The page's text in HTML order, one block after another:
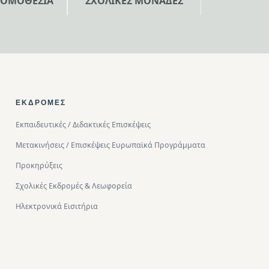
ΕΚΔΡΟΜΈΣ
Εκπαιδευτικές / Διδακτικές Επισκέψεις
Μετακινήσεις / Επισκέψεις Ευρωπαϊκά Προγράμματα
Προκηρύξεις
Σχολικές Εκδρομές & Λεωφορεία
Ηλεκτρονικά Εισιτήρια